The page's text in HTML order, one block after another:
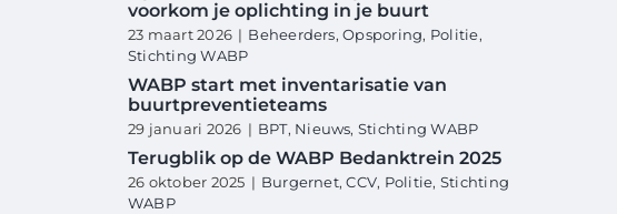
voorkom je oplichting in je buurt
23 maart 2026 | Beheerders,Opsporing, Politie,
Stichting WABP
WABP start met inventarisatie van
buurtpreventieteams
29 januari 2026 | BPT, Nieuws, Stichting WABP
Terugblik op de WABP Bedanktrein 2025
26 oktober 2025 | Burgernet,CCV, Politie, Stichting
WABP